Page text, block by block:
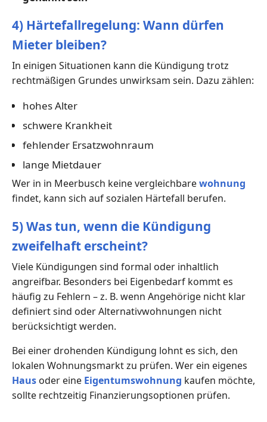
4) Härtefallregelung: Wann dürfen
Mieter bleiben?
In einigen Situationen kann die Kündigung trotz
rechtmäßigen Grundes unwirksam sein. Dazu zählen:
hohes Alter
schwere Krankheit
fehlender Ersatzwohnraum
lange Mietdauer
Wer in in Meerbusch keine vergleichbarewohnung
findet, kann sich auf sozialen Härtefall berufen.
5) Was tun, wenn die Kündigung
zweifelhaft erscheint?
Viele Kündigungen sind formal oder inhaltlich
angreifbar. Besonders bei Eigenbedarf kommt es
häufig zu Fehlern – z. B. wenn Angehörige nicht klar
definiert sind oder Alternativwohnungen nicht
berücksichtigt werden.
Bei einer drohenden Kündigung lohnt es sich, den
lokalen Wohnungsmarkt zu prüfen. Wer ein eigenes
Haus oder eine Eigentumswohnung kaufen möchte,
sollte rechtzeitig Finanzierungsoptionen prüfen.